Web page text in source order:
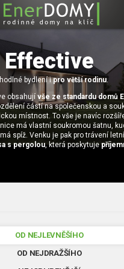
Bungalovy
Projekty
projekty
Technologie
deska
domu
na klíč
Kontakt
Magazín
proč si zvolit bungalov
nevýhody dřevostaveb a zděných domů
rodinné domy
u Jihlavy
Reference
den pod střechou
Effective
bydlení ipro větší rodinu.
obsahují vše ze standardu domů
částí na společenskou a
místnost. To vše je navíc
má vlastní soukromou šatnu,
spíž. Venku je pak pro trávení
s pergolou, která poskytuje
OD NEJLEVNĚŠÍHO
OD NEJDRAŽŠÍHO